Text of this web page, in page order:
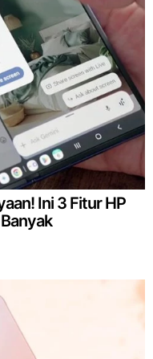
Ini 3 Fitur HP